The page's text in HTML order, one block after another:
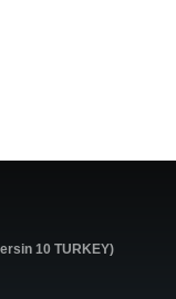
10 TURKEY)